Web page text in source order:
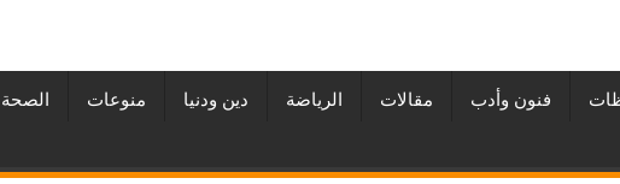
فنون وأدب مقالات الرياضة دين ودنيا منوعات الصحة